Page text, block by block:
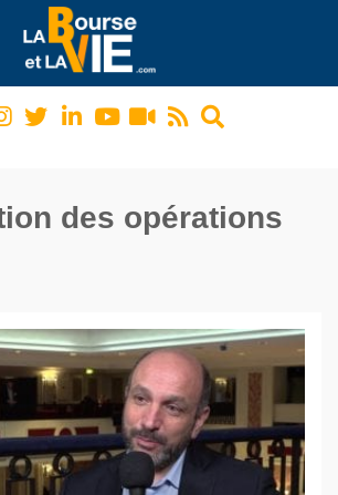
des opérations